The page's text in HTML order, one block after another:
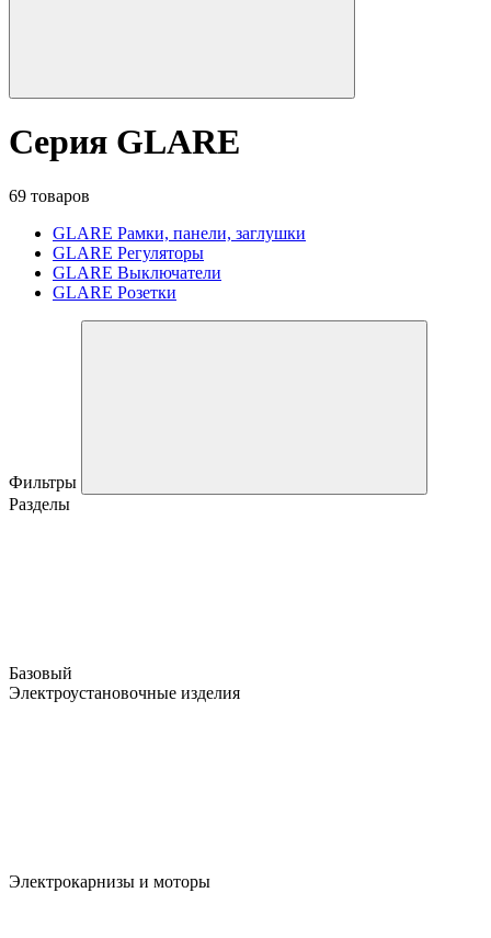
Серия GLARE
69 товаров
GLARE Рамки, панели, заглушки
GLARE Регуляторы
GLARE Выключатели
GLARE Розетки
Фильтры
Разделы
Базовый
Электроустановочные изделия
Электрокарнизы и моторы